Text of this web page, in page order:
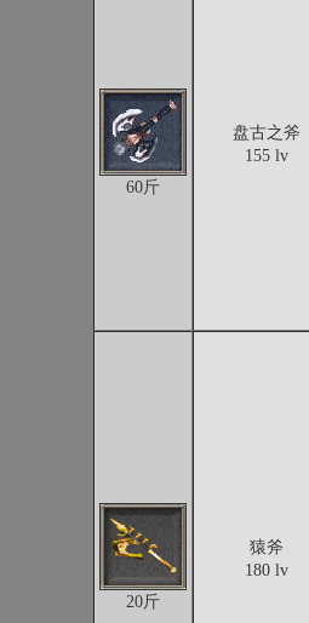
60斤
盘古之斧
155 lv
20斤
猿斧
180 lv